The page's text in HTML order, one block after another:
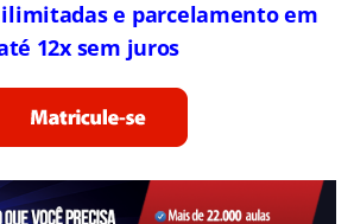
e parcelamento em
12x sem juros